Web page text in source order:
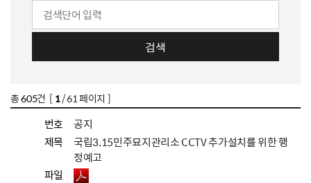
검색
총605건 [ 1/ 61 페이지 ]
번호
공지
제목
국립3.15민주묘지관리소 CCTV 추가설치를 위한 행
정예고
파일